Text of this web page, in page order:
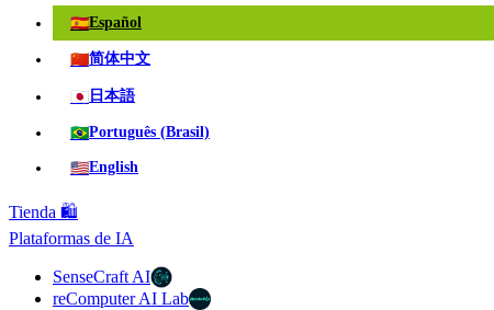
🇪🇸Español
🇨🇳简体中文
🇯🇵 日本語
🇧🇷Português (Brasil)
🇺🇸English
Tienda 🛍️
Plataformas de IA
SenseCraft AI
reComputer AI Lab